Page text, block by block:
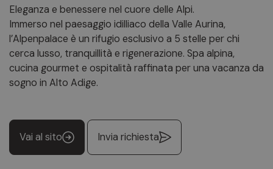
Eleganza e benessere nel cuore delle Alpi.
Immerso nel paesaggio idilliaco della Valle Aurina,
l’Alpenpalace è un rifugio esclusivo a 5 stelle per chi
cerca lusso, tranquillità e rigenerazione. Spa alpina,
cucina gourmet e ospitalità raffinata per una vacanza da
sogno in Alto Adige.
Vai al sito Invia richiesta